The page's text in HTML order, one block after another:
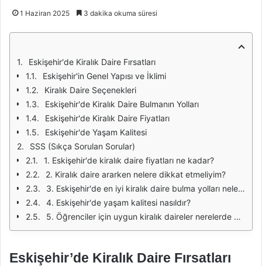
1 Haziran 2025 3 dakika okuma süresi
Eskişehir'de Kiralık Daire Fırsatları
Eskişehir'in Genel Yapısı ve İklimi
Kiralık Daire Seçenekleri
Eskişehir'de Kiralık Daire Bulmanın Yolları
Eskişehir'de Kiralık Daire Fiyatları
Eskişehir'de Yaşam Kalitesi
SSS (Sıkça Sorulan Sorular)
1. Eskişehir'de kiralık daire fiyatları ne kadar?
2. Kiralık daire ararken nelere dikkat etmeliyim?
3. Eskişehir'de en iyi kiralık daire bulma yolları nelerdir?
4. Eskişehir'de yaşam kalitesi nasıldır?
5. Öğrenciler için uygun kiralık daireler nerelerde bulunur?
Eskişehir’de Kiralık Daire Fırsatları